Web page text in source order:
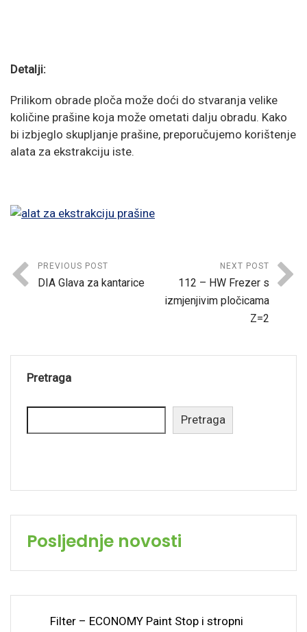
Detalji:
Prilikom obrade ploča može doći do stvaranja velike
količine prašine koja može ometati dalju obradu. Kako
bi izbjeglo skupljanje prašine, preporučujemo korištenje
alata za ekstrakciju iste.
PREVIOUS POST
DIA Glava za kantarice
NEXT POST
112 – HW Frezer s
izmjenjivim pločicama
Z=2
Pretraga
Pretraga
Posljednje novosti
Filter – ECONOMY Paint Stop i stropni